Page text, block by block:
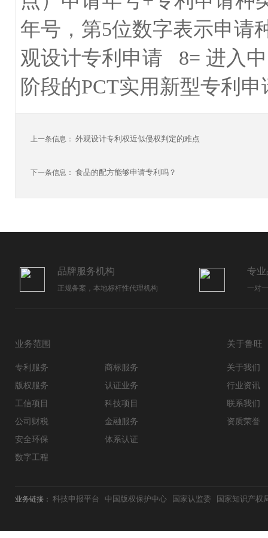
年号，第5位数字表示申请
观设计专利申请 8= 进入
阶段的PCT实用新型专利申
上一条信息： 外观设计专利权近似侵权判定的难点
下一条信息： 食品的配方能够申请专利吗？
品牌服务机构
正规备案，本地标杆性代理机构
专
一对
业务范围 关于鲁旺
专利服务
商标服务
版权服务
认证业务
工信项目
科技项目
公司财税
金融服务
安全环保
体系认证
数字工程
关于我们
行业资讯
联系我们
资质荣誉
业务链接： 科技申报平台 中国版权保护中心 国家认监委 国家知识产权